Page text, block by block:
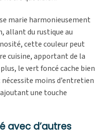
marie harmonieusement
allant du rustique au
cette couleur peut
cuisine, apportant de la
le vert foncé cache bien
moins d’entretien
une touche
avec d’autres